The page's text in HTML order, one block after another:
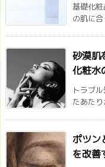
基礎化
の肌に
砂漠肌
化粧水
トラブ
たあた
ポツン
を改善